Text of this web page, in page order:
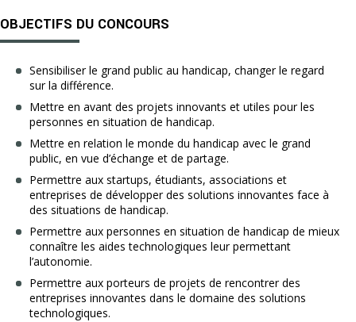
OBJECTIFS DU CONCOURS
Sensibiliser le grand public au handicap, changer le regard
sur la différence.
Mettre en avant des projets innovants et utiles pour les
personnes en situation de handicap.
Mettre en relation le monde du handicap avec le grand
public, en vue d’échange et de partage.
Permettre aux startups, étudiants, associations et
entreprises de développer des solutions innovantes face à
des situations de handicap.
Permettre aux personnes en situation de handicap de mieux
connaître les aides technologiques leur permettant
l’autonomie.
Permettre aux porteurs de projets de rencontrer des
entreprises innovantes dans le domaine des solutions
technologiques.